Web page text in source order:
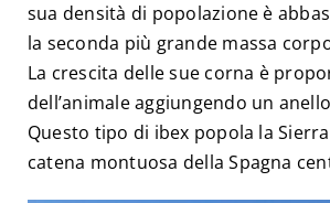
sua densità di popolazione è
la seconda più grande massa
La crescita delle sue corna è
dell’animale aggiungendo un
Questo tipo di ibex popola la
catena montuosa della Spagna